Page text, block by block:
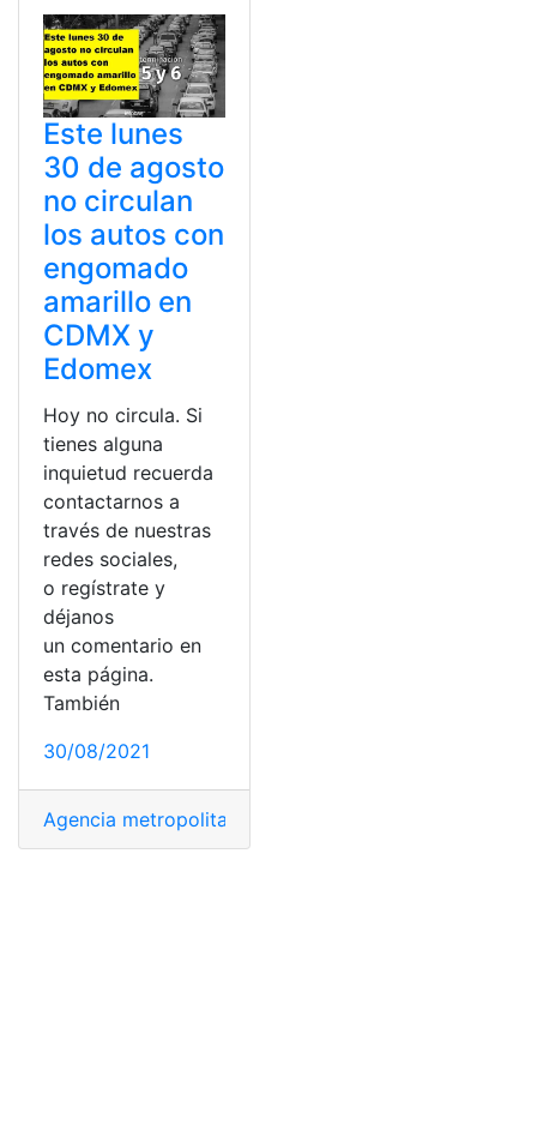
Este lunes
30 de agosto
no circulan
los autos con
engomado
amarillo en
CDMX y
Edomex
Hoy no circula. Si
tienes alguna
inquietud recuerda
contactarnos a
través de nuestras
redes sociales,
o regístrate y
déjanos
un comentario en
esta página.
También
30/08/2021
Agencia metropolitana de transito